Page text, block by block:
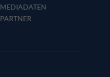
MEDIADATEN
PARTNER